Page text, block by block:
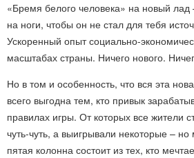
«Бремя белого человека» на новый лад
на ноги, чтобы он не стал для тебя
Ускоренный опыт социально-
масштабах страны. Ничего нового.
Но в том и особенность, что вся эта
всего выгодна тем, кто привык
правилах игры. От которых все жители
чуть-чуть, а выигрывали некоторые –
пятая колонна состоит из тех, кто